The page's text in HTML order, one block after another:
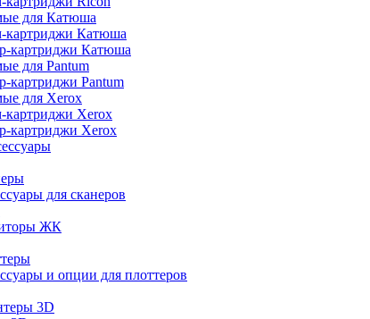
для Катюша
картриджи Катюша
картриджи Катюша
для Pantum
картриджи Pantum
для Xerox
картриджи Xerox
картриджи Xerox
для сканеров
ЖК
и опции для плоттеров
3D